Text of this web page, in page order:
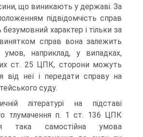
що виникають у державі. За
підвідомчість справ
характер і тільки за
справ вона залежить
умов, наприклад, у випадках,
ст. 25 ЦПК, сторони можуть
від неї і передати справу на
суду.
літературі на підставі
тлумачення п. 1 ст. 136 ЦПК
така самостійна умова